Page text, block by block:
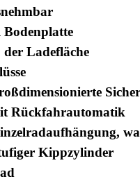
Bodenplatte
Ladefläche
Rückfahrautomatik
Kippzylinder